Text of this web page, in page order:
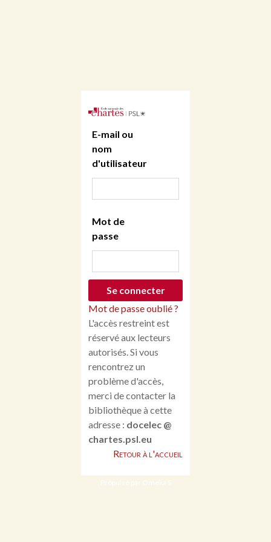
E-mail ou
nom
d'utilisateur
Mot de
passe
Mot de passe oublié ?
L'accès restreint est
réservé aux lecteurs
autorisés. Si vous
rencontrez un
problème d'accès,
merci de contacter la
bibliothèque à cette
adresse : docelec @
chartes.psl.eu
Retour à l'accueil
Propulsé par Omeka S